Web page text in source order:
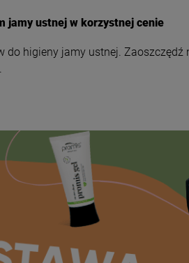
jamy ustnej w korzystnej cenie
do higieny jamy ustnej. Zaoszczędź